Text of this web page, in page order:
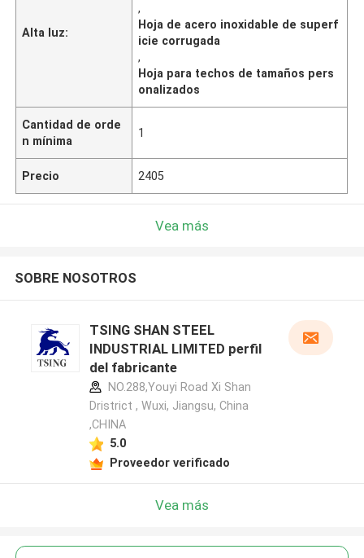
Alta luz:
,
Hoja de acero inoxidable de superf
icie corrugada
,
Hoja para techos de tamaños pers
onalizados
Cantidad de orde
n mínima
1
Precio 2405
Vea más
SOBRE NOSOTROS
TSING SHAN STEEL
INDUSTRIAL LIMITED perfil
del fabricante
NO.288,Youyi Road Xi Shan
Dristrict , Wuxi, Jiangsu, China
,CHINA
5.0
Proveedor verificado
Vea más